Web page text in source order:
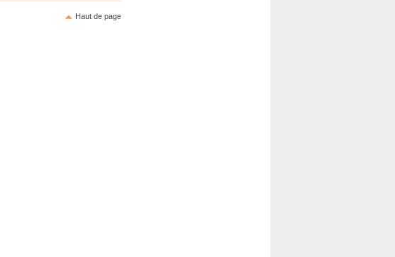
Haut de page